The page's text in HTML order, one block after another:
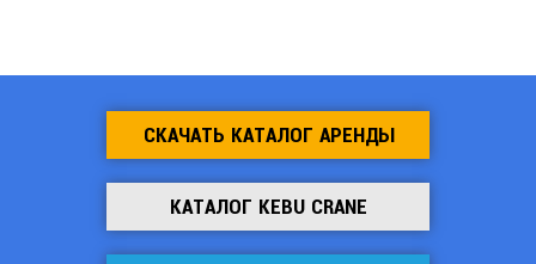
СКАЧАТЬ КАТАЛОГ АРЕНДЫ
КАТАЛОГ KEBU CRANE